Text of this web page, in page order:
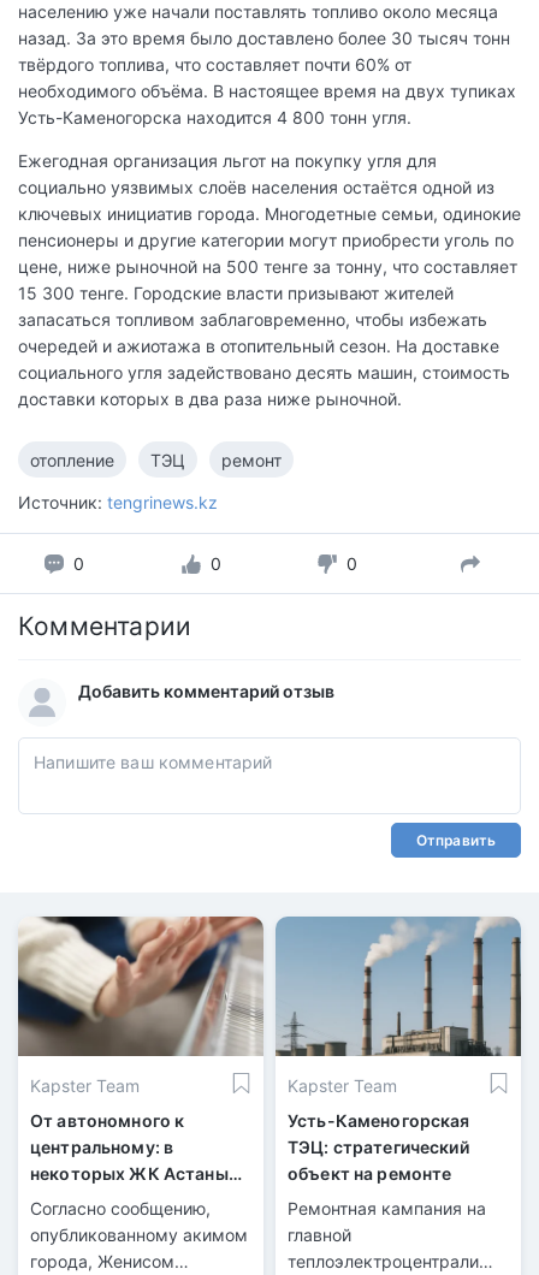
населению уже начали поставлять топливо около месяца
назад. За это время было доставлено более 30 тысяч тонн
твёрдого топлива, что составляет почти 60% от
необходимого объёма. В настоящее время на двух тупиках
Усть-Каменогорска находится 4 800 тонн угля.
Ежегодная организация льгот на покупку угля для
социально уязвимых слоёв населения остаётся одной из
ключевых инициатив города. Многодетные семьи, одинокие
пенсионеры и другие категории могут приобрести уголь по
цене, ниже рыночной на 500 тенге за тонну, что составляет
15 300 тенге. Городские власти призывают жителей
запасаться топливом заблаговременно, чтобы избежать
очередей и ажиотажа в отопительный сезон. На доставке
социального угля задействовано десять машин, стоимость
доставки которых в два раза ниже рыночной.
отопление ТЭЦ ремонт
Источник: tengrinews.kz
0 0 0
Комментарии
Добавить комментарий отзыв
Отправить
Kapster Team
От автономного к
центральному: в
некоторых ЖК Астаны
меняют отопление
Согласно сообщению,
опубликованному акимом
города, Женисом
Kapster Team
Усть-Каменогорская
ТЭЦ: стратегический
объект на ремонте
Ремонтная кампания на
главной
теплоэлектроцентрали